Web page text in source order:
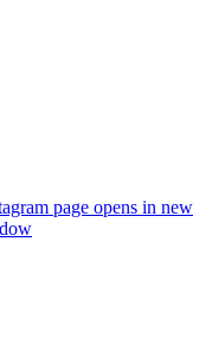
page opens in new